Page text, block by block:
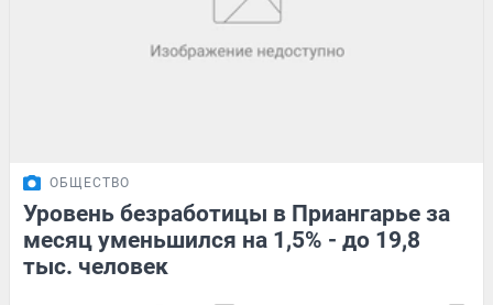
ОБЩЕСТВО
Уровень безработицы в Приангарье за
месяц уменьшился на 1,5% - до 19,8
тыс. человек